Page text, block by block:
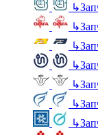
↳
↳
↳
↳
↳
↳
↳